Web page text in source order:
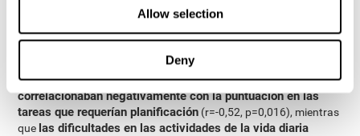
Allow selection
Deny
percepción espacial (r=-0.718, p<0.0005).
Resulta llamativo queel apoyo social y la espiritualidad no
choca con algunos estudios previos. En las áreas cognitiva, física
y funcional,hubo una serie de enfermedades crónicas que
correlacionaban negativamente con la puntuación en las
tareas que requerían planificación (r=-0,52, p=0,016), mientras
que las dificultades en las actividades de la vida diaria